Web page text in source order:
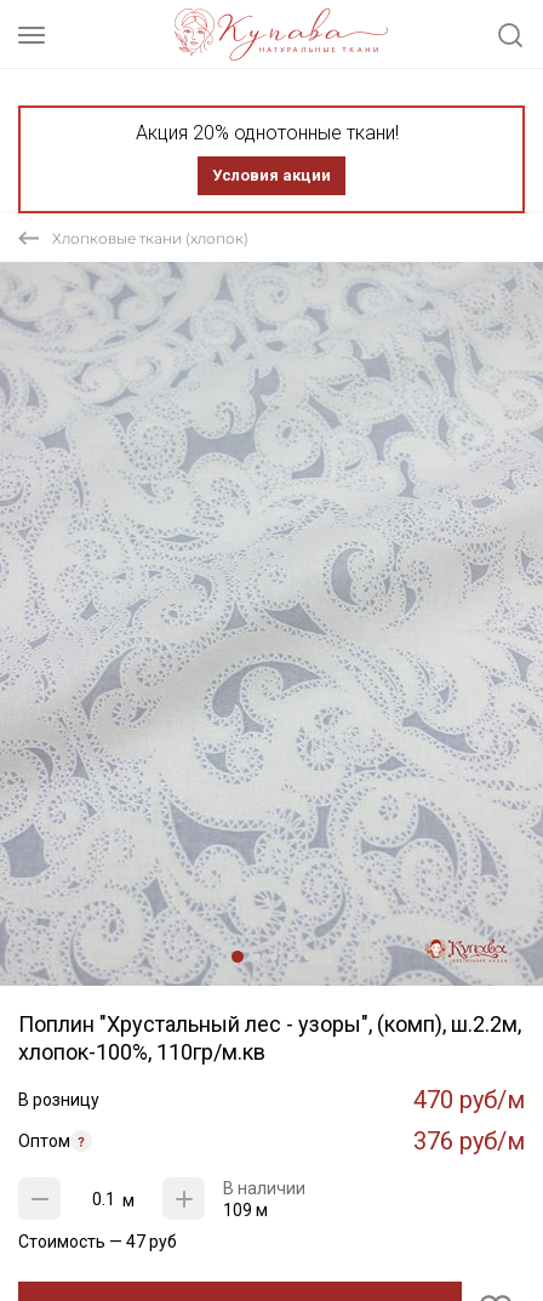
Акция 20% однотонные ткани!
Условия акции
Хлопковые ткани (хлопок)
Поплин "Хрустальный лес - узоры", (комп), ш.2.2м,
хлопок-100%, 110гр/м.кв
В розницу 470 руб/м
Оптом 376 руб/м
м
В наличии
109 м
Стоимость — 47руб